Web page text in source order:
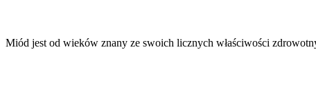
Miód jest od wieków znany ze swoich licznych właściwości